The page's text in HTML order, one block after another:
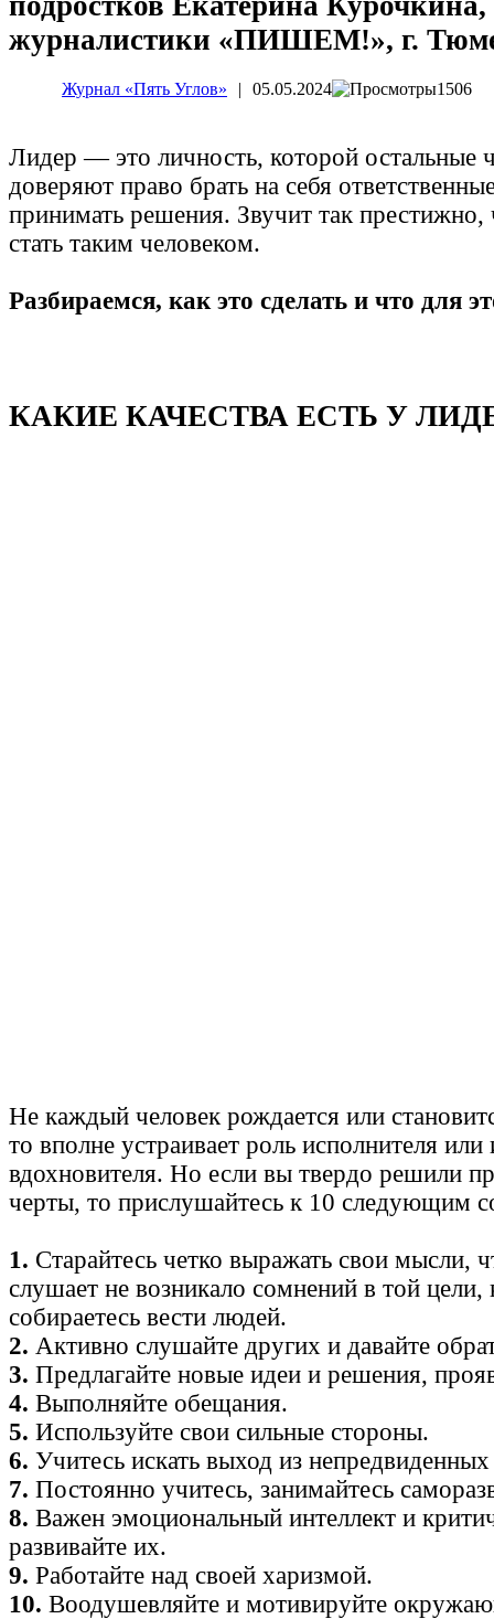
журналистики «ПИШЕМ!», г.
Журнал «Пять Углов» | 05.05.2024 1506
Лидер — это личность, которой остальные
доверяют право брать на себя
принимать решения. Звучит так престижно,
стать таким человеком.
Разбираемся, как это сделать и что для
КАКИЕ КАЧЕСТВА ЕСТЬ У
Не каждый человек рождается или
то вполне устраивает роль исполнителя или
вдохновителя. Но если вы твердо решили
черты, то прислушайтесь к 10 следующим
1. Старайтесь четко выражать свои мысли,
слушает не возникало сомнений в той цели,
собираетесь вести людей.
2. Активно слушайте других и давайте
3. Предлагайте новые идеи и решения,
4. Выполняйте обещания.
5. Используйте свои сильные стороны.
6. Учитесь искать выход из
7. Постоянно учитесь, занимайтесь
8. Важен эмоциональный интеллект и
развивайте их.
9. Работайте над своей харизмой.
10. Воодушевляйте и мотивируйте